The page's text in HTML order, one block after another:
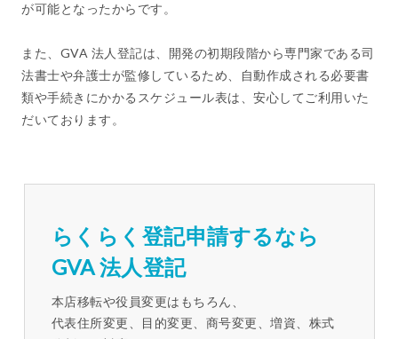
が可能となったからです。
また、GVA 法人登記は、開発の初期段階から専門家である司
法書士や弁護士が監修しているため、自動作成される必要書
類や手続きにかかるスケジュール表は、安心してご利用いた
だいております。
らくらく登記申請するなら
GVA 法人登記
本店移転や役員変更はもちろん、
代表住所変更、目的変更、商号変更、増資、株式